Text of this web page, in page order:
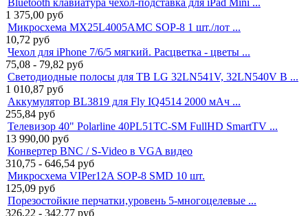
1 375,00 руб
Микросхема MX25L4005AMC SOP-8 1 шт./лот ...
10,72 руб
Чехол для iPhone 7/6/5 мягкий. Расцветка - цветы ...
75,08 - 79,82 руб
Светодиодные полосы для ТВ LG 32LN541V, 32LN540V B ...
1 010,87 руб
Аккумулятор BL3819 для Fly IQ4514 2000 мАч ...
255,84 руб
Телевизор 40" Polarline 40PL51TC-SM FullHD SmartTV ...
13 990,00 руб
Конвертер BNC / S-Video в VGA видео
310,75 - 646,54 руб
Микросхема VIPer12A SOP-8 SMD 10 шт.
125,09 руб
Порезостойкие перчатки,уровень 5-многоцелевые ...
326,22 - 342,77 руб